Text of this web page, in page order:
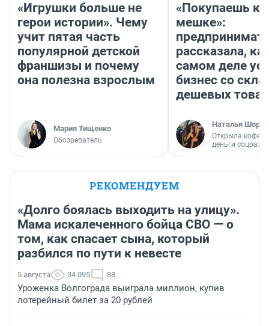
«Игрушки больше не
герои истории». Чему
учит пятая часть
популярной детской
франшизы и почему
она полезна взрослым
Мария Тищенко
Обозреватель
«Покупаешь
мешке»:
рассказала,
самом деле
бизнес со
дешевых
Наталья
Открыла
деньги
РЕКОМЕНДУЕМ
«Долго боялась выходить на улицу».
Мама искалеченного бойца СВО — о
том, как спасает сына, который
разбился по пути к невесте
5 августа 34 095 88
Уроженка Волгограда выиграла миллион, купив
лотерейный билет за 20 рублей